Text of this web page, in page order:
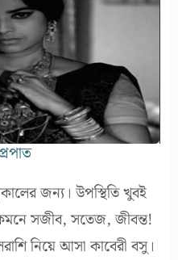
জন্য। উপস্থিতি খুবই
সজীব, সতেজ, জীবন্ত!
নিয়ে আসা কাবেরী বসু।